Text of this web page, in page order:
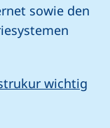
sowie den
wichtig